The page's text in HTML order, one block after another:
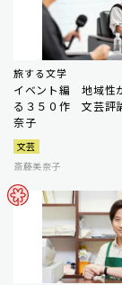
旅する文学
イベント編 地域性
る３５０作 文芸評
奈子
文芸
斎藤美奈子